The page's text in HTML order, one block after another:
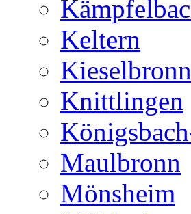
Keltern
Kieselbronn
Knittlingen
Maulbronn
Mönsheim